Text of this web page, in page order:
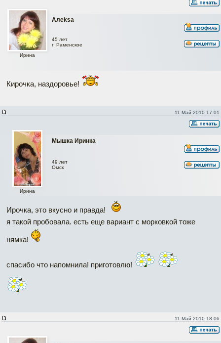
Алеksa
Ирина
45 лет
г. Раменское
Кирочка, наздоровье!
11 Май 2010 17:01
Мышка Иринка
Ирина
49 лет
Омск
Ирочка, это вкусно и правда!
я такой пробовала. есть еще вариант с морковкой тоже
нямка!
спасибо что напомнила! приготовлю!
11 Май 2010 18:06